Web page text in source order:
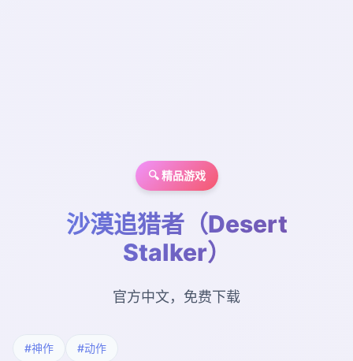
🔍 精品游戏
沙漠追猎者（Desert
Stalker）
官方中文，免费下载
#神作 #动作